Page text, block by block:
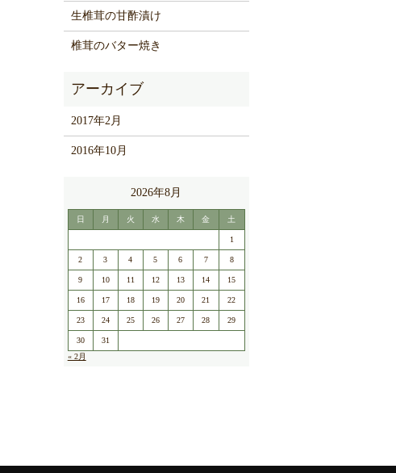
生椎茸の甘酢漬け
椎茸のバター焼き
2017年2月
2016年10月
2026年8月
日 月 火 水 木 金 土
1
2 3 4 5 6 7 8
9 10 11 12 13 14 15
16 17 18 19 20 21 22
23 24 25 26 27 28 29
30
31
« 2月